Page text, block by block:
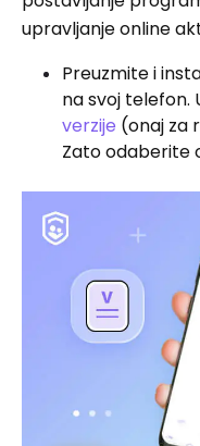
upravljanje online
Preuzmite i
na svoj
verzije (onaj za
Zato odaberite